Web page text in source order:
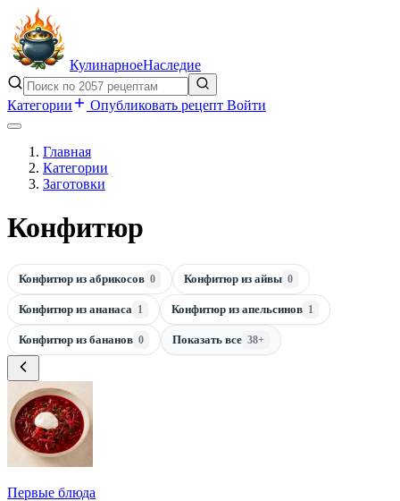
КулинарноеНаследие
Категории Опубликовать рецепт Войти
Главная
Категории
Заготовки
Конфитюр
Конфитюр из абрикосов 0 Конфитюр из айвы 0
Конфитюр из ананаса 1 Конфитюр из апельсинов 1
Конфитюр из бананов 0 Показать все 38+
Первые блюда